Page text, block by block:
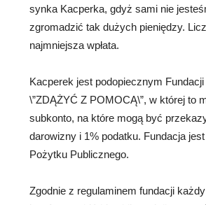
synka Kacperka, gdyż sami nie
zgromadzić tak dużych pieniędzy.
najmniejsza wpłata.
Kacperek jest podopiecznym
\”ZDĄŻYĆ Z POMOCĄ\”, w której to
subkonto, na które mogą być
darowizny i 1% podatku. Fundacja
Pożytku Publicznego.
Zgodnie z regulaminem fundacji